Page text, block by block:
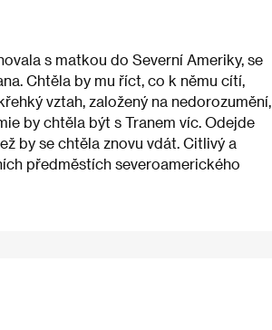
s matkou do Severní Ameriky, se
Chtěla by mu říct, co k němu cítí,
vztah, založený na nedorozumění,
by chtěla být s Tranem víc. Odejde
by se chtěla znovu vdát. Citlivý a
předměstích severoamerického